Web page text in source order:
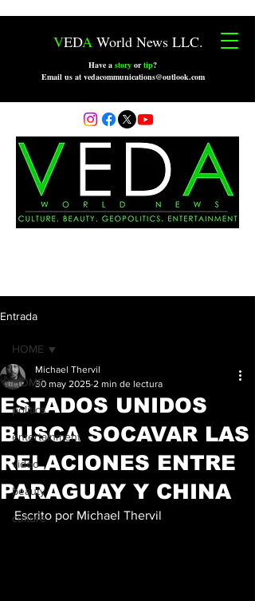
VEDA World News LLC.
Have a story ortip?
Email us at vedacommunications@outlook.com
Entrada
HOME
politics
entertainment
video
beauty
culture
HOME
ESTADOS UNIDOS
BUSCA SOCAVAR LAS
RELACIONES ENTRE
PARAGUAY Y CHINA
Michael Thervil
30 may 2025 2 min de lectura
Escrito por Michael Thervil